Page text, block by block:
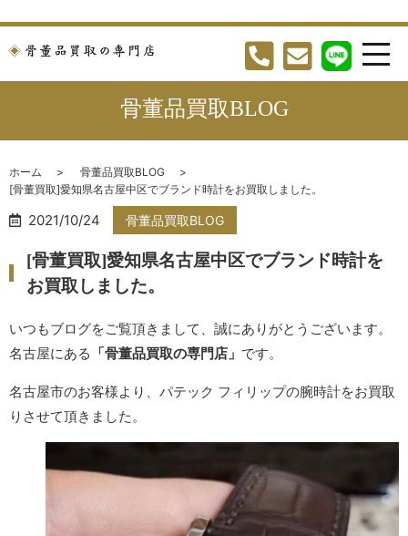
骨董品買取BLOG
ホーム
骨董品買取BLOG
[骨董買取]愛知県名古屋中区でブランド時計をお買取しました。
2021/10/24 骨董品買取BLOG
[骨董買取]愛知県名古屋中区でブランド時計を
お買取しました。
いつもブログをご覧頂きまして、誠にありがとうございます。
名古屋にある 「骨董品買取の専門店」 です。
名古屋市のお客様より、パテック フィリップの腕時計をお買取
りさせて頂きました。